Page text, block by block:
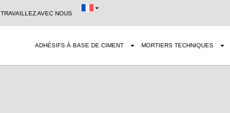
TRAVAILLEZ AVEC NOUS
ADHÉSIFS À BASE DE CIMENT MORTIERS TECHNIQUES